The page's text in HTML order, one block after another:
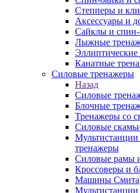
Степперы и
Аксессуары и
Сайклы и спин-
Лыжные
Канатные
Силовые тренажеры
Назад
Силовые
Блочные
Тренажеры со
Силовые
тренажеры
Силовые рамы
Кроссоверы и
Машины Смита